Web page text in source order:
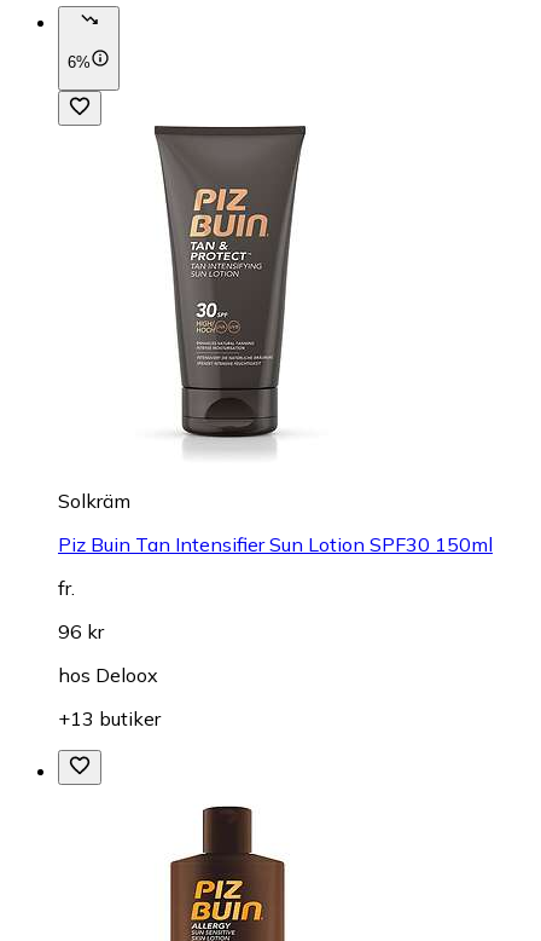
6%
Solkräm
Piz Buin Tan Intensifier Sun Lotion SPF30 150ml
fr.
96 kr
hos Deloox
+13 butiker